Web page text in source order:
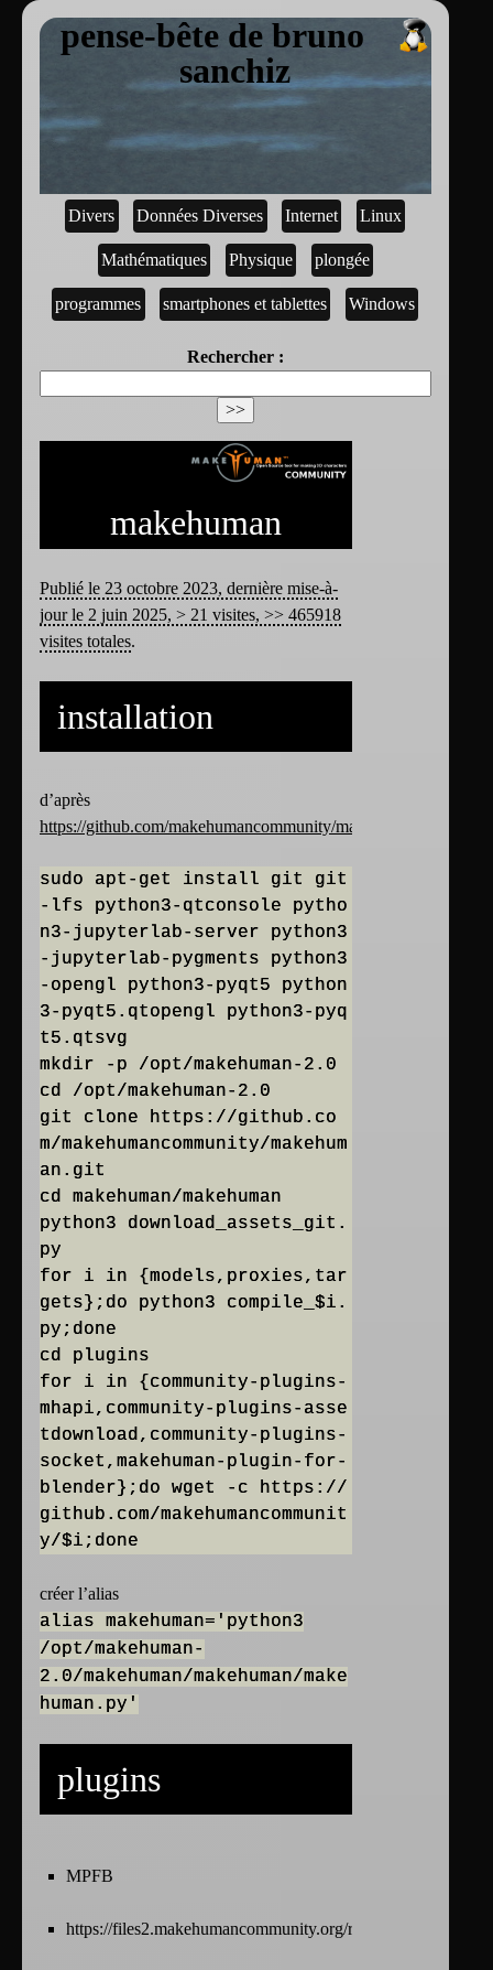
pense-bête de bruno
sanchiz
Divers Données Diverses Internet Linux
Mathématiques Physique plongée
programmes smartphones et tablettes Windows
Rechercher :
makehuman
Publié le 23 octobre 2023, dernière mise-à-
jour le 2 juin 2025, > 21 visites, >> 465918
visites totales.
installation
d’après
https://github.com/makehumancommunity/makehuman
sudo apt-get install git git
-lfs python3-qtconsole pytho
n3-jupyterlab-server python3
-jupyterlab-pygments python3
-opengl python3-pyqt5 python
3-pyqt5.qtopengl python3-pyq
t5.qtsvg
mkdir -p /opt/makehuman-2.0
cd /opt/makehuman-2.0
git clone https://github.co
m/makehumancommunity/makehum
an.git
cd makehuman/makehuman
python3 download_assets_git.
py
for i in {models,proxies,tar
gets};do python3 compile_$i.
py;done
cd plugins
for i in {community-plugins-
mhapi,community-plugins-asse
tdownload,community-plugins-
socket,makehuman-plugin-for-
blender};do wget -c https://
github.com/makehumancommunit
créer l’alias
alias makehuman='python3
/opt/makehuman-
2.0/makehuman/makehuman/make
human.py'
plugins
MPFB
https://files2.makehumancommunity.org/releases/mpfb-